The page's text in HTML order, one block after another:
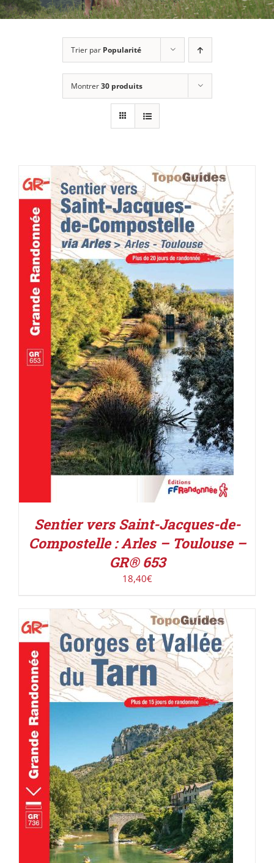
Trier par Popularité
Montrer30 produits
AJOUTER AU PANIER / DÉTAILS
Sentier vers Saint-Jacques-de-
Compostelle : Arles – Toulouse –
GR® 653
18,40€
AJOUTER AU PANIER / DÉTAILS